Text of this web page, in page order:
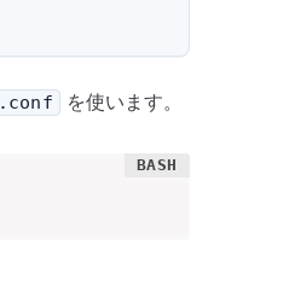
を使います。